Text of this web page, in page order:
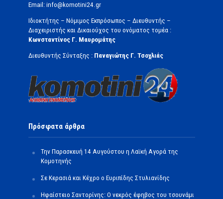
Email: info@komotini24.gr
Ιδιοκτήτης – Νόμιμος Εκπρόσωπος – Διευθυντής –
Διαχειριστής και Δικαιούχος του ονόματος τομέα :
Κωνσταντίνος Γ. Μαυρομάτης
Διευθυντής Σύνταξης : Παναγιώτης Γ. Τσοχλιάς
Πρόσφατα άρθρα
Την Παρασκευή 14 Αυγούστου η Λαϊκή Αγορά της
Κομοτηνής
Σε Κερασιά και Κέχρο ο Ευριπίδης Στυλιανίδης
Ηφαίστειο Σαντορίνης: Ο νεκρός έφηβος του τσουνάμι